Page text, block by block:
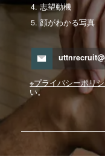
志望動機
顔がわかる写真
※プライバシーポリ
い。